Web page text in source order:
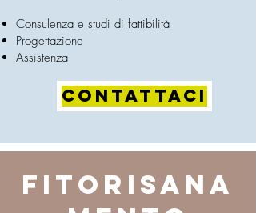
Consulenza e studi di fattibilità
Progettazione
Assistenza
CONTATTACI
FITORISANA